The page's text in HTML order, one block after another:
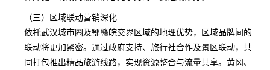
（三）区域联动营销深化
依托武汉城市圈及鄂赣皖交界区域的地理优势，区域品牌间的
联动将更加紧密。通过政府支持、旅行社合作及景区联动，共
同打包推出精品旅游线路，实现资源整合与流量共享。黄冈、